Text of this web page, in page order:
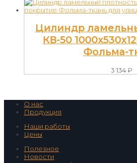
Цилиндр
КВ-50
Фольма-
3 134₽
О нас
Продукция
Наши работы
Цены
Полезное
Новости